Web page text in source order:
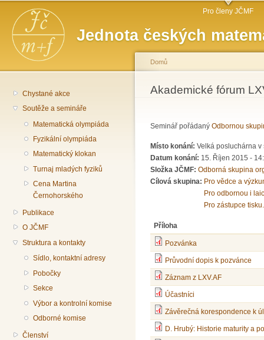
Jednota českých
Hlavní menu Pro členy JČMF
Chystané akce
Soutěže a semináře
Matematická olympiáda
Fyzikální olympiáda
Matematický klokan
Turnaj mladých fyziků
Cena Martina
Černohorského
Publikace
O JČMF
Struktura a kontakty
Sídlo, kontaktní adresy
Pobočky
Sekce
Výbor a kontrolní komise
Odborné komise
Členství
Jste zde
Domů
Akademické fórum
Seminář pořádaný Odbornou
Místo konání: Velká posluchárna v
Datum konání: 15. Říjen 2015 -
Složka JČMF: Odborná skupina
Cílová skupina: Pro vědce a
Pro odbornou i
Pro zástupce tisku.
Příloha
Pozvánka
Průvodní dopis k pozvánce
Záznam z LXV.AF
Účastníci
Závěrečná korespondence k
D. Hrubý: Historie maturity a